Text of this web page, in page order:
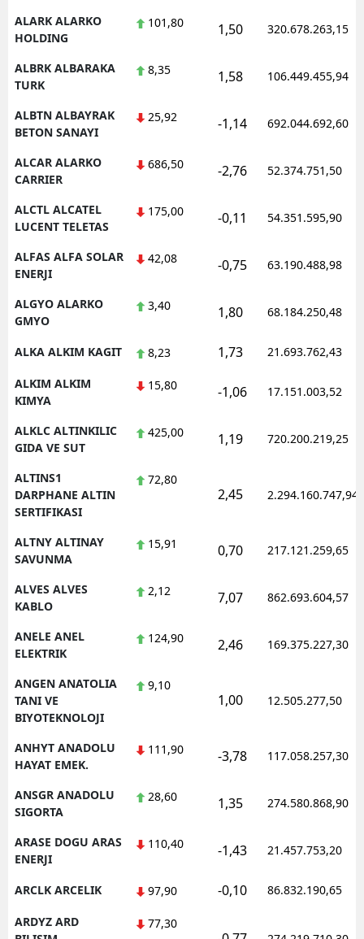
Trabzon
Uşak
Zonguldak
Aksaray
Batman
Yalova
Karabük
Osmaniye
ALARK ALARKO
HOLDING
101,80 1,50 320.678.263,15
ALBRK ALBARAKA
TURK
8,35 1,58 106.449.455,94
ALBTN ALBAYRAK
BETON SANAYI
25,92 -1,14 692.044.692,60
ALCAR ALARKO
CARRIER
686,50 -2,76 52.374.751,50
ALCTL ALCATEL
LUCENT TELETAS
175,00 -0,11 54.351.595,90
ALFAS ALFA SOLAR
ENERJI
42,08 -0,75 63.190.488,98
ALGYO ALARKO
GMYO
3,40 1,80 68.184.250,48
ALKA ALKIM KAGIT 8,23 1,73 21.693.762,43
ALKIM ALKIM
KIMYA
15,80 -1,06 17.151.003,52
ALKLC ALTINKILIC
GIDA VE SUT
425,00 1,19 720.200.219,25
ALTINS1
DARPHANE ALTIN
SERTIFIKASI
72,80
2,45 2.294.160.747,94
ALTNY ALTINAY
SAVUNMA
15,91 0,70 217.121.259,65
ALVES ALVES
KABLO
2,12 7,07 862.693.604,57
ANELE ANEL
ELEKTRIK
124,90 2,46 169.375.227,30
ANGEN ANATOLIA
TANI VE
BIYOTEKNOLOJI
9,10
1,00 12.505.277,50
ANHYT ANADOLU
HAYAT EMEK.
111,90 -3,78 117.058.257,30
ANSGR ANADOLU
SIGORTA
28,60 1,35 274.580.868,90
ARASE DOGU ARAS
ENERJI
110,40 -1,43 21.457.753,20
ARCLK ARCELIK 97,90 -0,10 86.832.190,65
ARDYZ ARD
77,30